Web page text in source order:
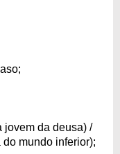
jovem da deusa) /
mundo inferior);